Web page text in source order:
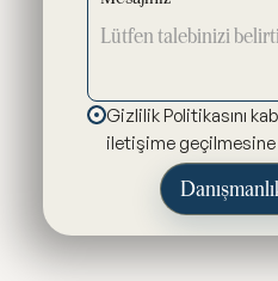
Gizlilik Politikasını
iletişime